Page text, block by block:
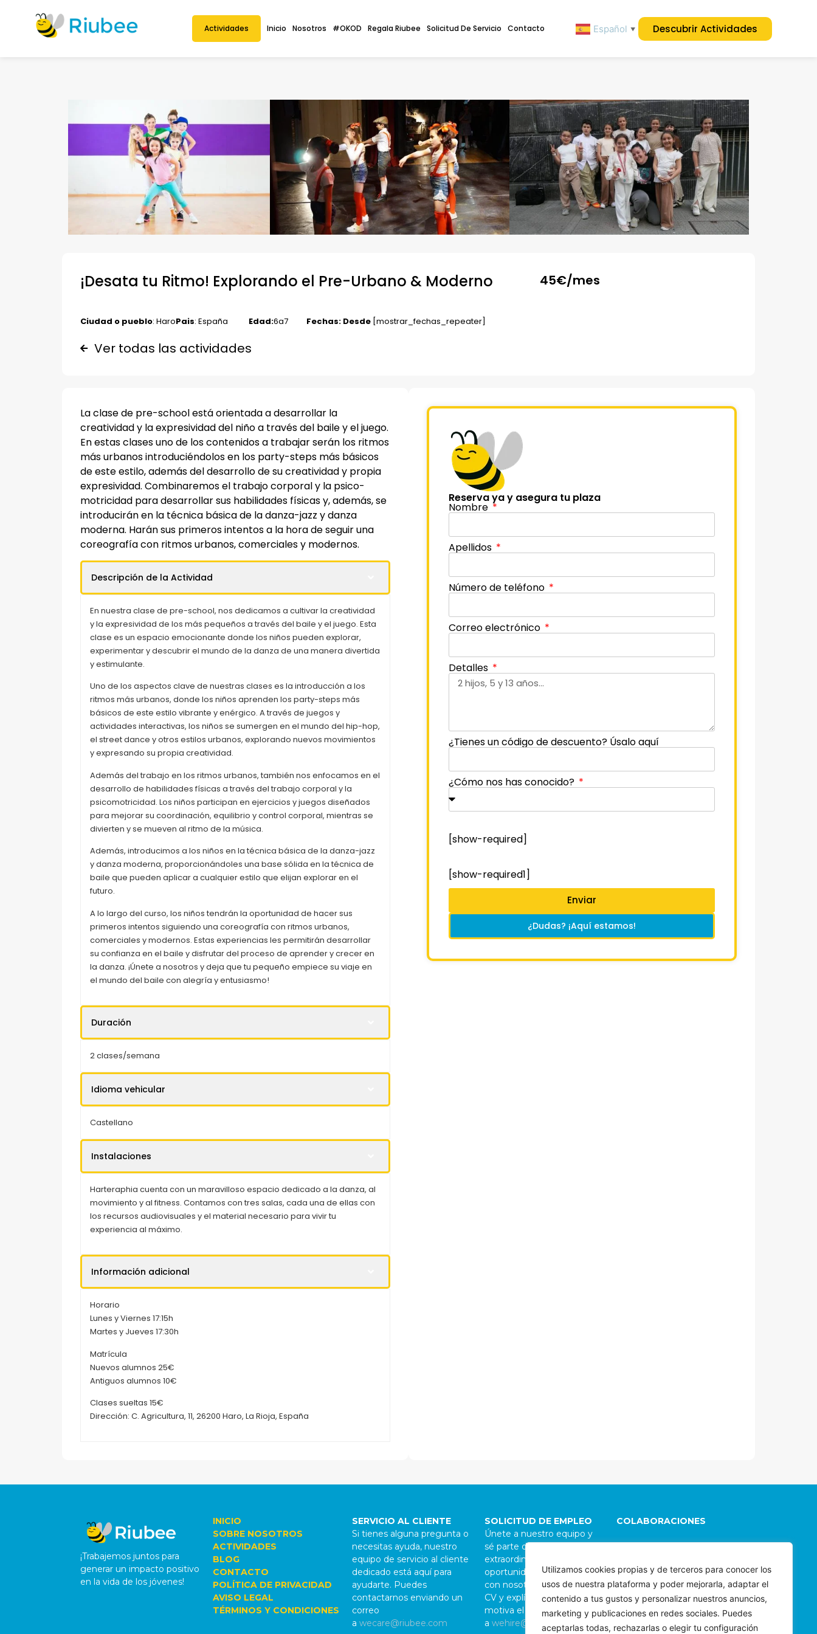
Utilizamos cookies propias y de terceros para conocer los
usos de nuestra plataforma y poder mejorarla, adaptar el
contenido a tus gustos y personalizar nuestros anuncios,
marketing y publicaciones en redes sociales. Puedes
aceptarlas todas, rechazarlas o elegir tu configuración
Actividades Inicio Nosotros #OKOD Regala Riubee Solicitud De Servicio Contacto Español ▼ Descubrir Actividades
¡Desata tu Ritmo! Explorando el Pre-Urbano & Moderno 45€/mes
Ciudad o pueblo: HaroPais: España Edad:6a7 Fechas: Desde [mostrar_fechas_repeater]
Ver todas las actividades
La clase de pre-school está orientada a desarrollar la
creatividad y la expresividad del niño a través del baile y el juego.
En estas clases uno de los contenidos a trabajar serán los ritmos
más urbanos introduciéndolos en los party-steps más básicos
de este estilo, además del desarrollo de su creatividad y propia
expresividad. Combinaremos el trabajo corporal y la psico-
motricidad para desarrollar sus habilidades físicas y, además, se
introducirán en la técnica básica de la danza-jazz y danza
moderna. Harán sus primeros intentos a la hora de seguir una
coreografía con ritmos urbanos, comerciales y modernos.
Descripción de la Actividad
En nuestra clase de pre-school, nos dedicamos a cultivar la creatividad
y la expresividad de los más pequeños a través del baile y el juego. Esta
clase es un espacio emocionante donde los niños pueden explorar,
experimentar y descubrir el mundo de la danza de una manera divertida
y estimulante.
Uno de los aspectos clave de nuestras clases es la introducción a los
ritmos más urbanos, donde los niños aprenden los party-steps más
básicos de este estilo vibrante y enérgico. A través de juegos y
actividades interactivas, los niños se sumergen en el mundo del hip-hop,
el street dance y otros estilos urbanos, explorando nuevos movimientos
y expresando su propia creatividad.
Además del trabajo en los ritmos urbanos, también nos enfocamos en el
desarrollo de habilidades físicas a través del trabajo corporal y la
psicomotricidad. Los niños participan en ejercicios y juegos diseñados
para mejorar su coordinación, equilibrio y control corporal, mientras se
divierten y se mueven al ritmo de la música.
Además, introducimos a los niños en la técnica básica de la danza-jazz
y danza moderna, proporcionándoles una base sólida en la técnica de
baile que pueden aplicar a cualquier estilo que elijan explorar en el
futuro.
A lo largo del curso, los niños tendrán la oportunidad de hacer sus
primeros intentos siguiendo una coreografía con ritmos urbanos,
comerciales y modernos. Estas experiencias les permitirán desarrollar
su confianza en el baile y disfrutar del proceso de aprender y crecer en
la danza. ¡Únete a nosotros y deja que tu pequeño empiece su viaje en
el mundo del baile con alegría y entusiasmo!
Duración
2 clases/semana
Idioma vehicular
Castellano
Instalaciones
Harteraphia cuenta con un maravilloso espacio dedicado a la danza, al
movimiento y al fitness. Contamos con tres salas, cada una de ellas con
los recursos audiovisuales y el material necesario para vivir tu
experiencia al máximo.
Información adicional
Horario
Lunes y Viernes 17:15h
Martes y Jueves 17:30h
Matrícula
Nuevos alumnos 25€
Antiguos alumnos 10€
Clases sueltas 15€
Dirección: C. Agricultura, 11, 26200 Haro, La Rioja, España
Reserva ya y asegura tu plaza
Nombre
Apellidos
Número de teléfono
Correo electrónico
Detalles
¿Tienes un código de descuento? Úsalo aquí
¿Cómo nos has conocido?
[show-required]
[show-required1]
Enviar
¿Dudas? ¡Aquí estamos!
COLABORACIONES
organizaciones e individuos
alineados con nuestra
misión. Para evaluar
posibles sinergias,
contáctanos a
SOLICITUD DE EMPLEO
Únete a nuestro equipo y
sé parte de algo
extraordinario. Para explorar
oportunidades de carrera
con nosotros, envíanos tu
CV y explícanos porqué te
motiva el proyecto
a wehire@riubee.com
SERVICIO AL CLIENTE
Si tienes alguna pregunta o
necesitas ayuda, nuestro
equipo de servicio al cliente
dedicado está aquí para
ayudarte. Puedes
contactarnos enviando un
correo
a wecare@riubee.com
INICIO
SOBRE NOSOTROS
ACTIVIDADES
BLOG
CONTACTO
POLÍTICA DE PRIVACIDAD
AVISO LEGAL
TÉRMINOS Y CONDICIONES
¡Trabajemos juntos para
generar un impacto positivo
en la vida de los jóvenes!